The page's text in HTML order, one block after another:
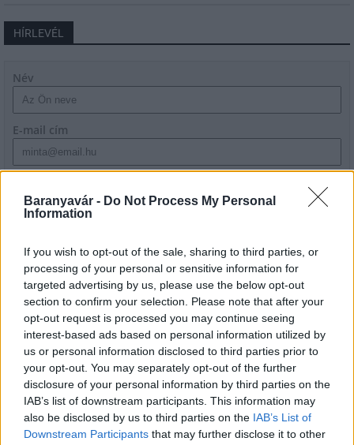
Baranyavár - Do Not Process My Personal
Information
If you wish to opt-out of the sale, sharing to third parties, or
processing of your personal or sensitive information for
targeted advertising by us, please use the below opt-out
section to confirm your selection. Please note that after your
opt-out request is processed you may continue seeing
interest-based ads based on personal information utilized by
us or personal information disclosed to third parties prior to
your opt-out. You may separately opt-out of the further
disclosure of your personal information by third parties on the
IAB’s list of downstream participants. This information may
also be disclosed by us to third parties on the IAB’s List of
Downstream Participants that may further disclose it to other
HÍRLEVÉL
Név
E-mail cím
szabályzatot!
HÍRDETÉS
LEGFRISSEBB
Országos hírek
Megérkezett az eső a Duna vízgyűjtőjére